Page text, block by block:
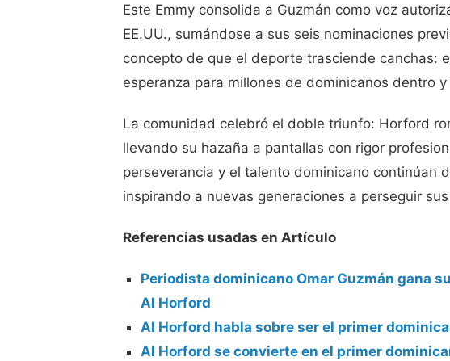
Este Emmy consolida a Guzmán como voz
EE.UU., sumándose a sus seis nominaciones
concepto de que el deporte trasciende canchas:
esperanza para millones de dominicanos dentro
La comunidad celebró el doble triunfo: Horford
llevando su hazaña a pantallas con rigor
perseverancia y el talento dominicano continúan
inspirando a nuevas generaciones a perseguir
Referencias usadas en Artículo
Periodista dominicano Omar Guzmán gana
Al Horford
Al Horford habla sobre ser el primer
Al Horford se convierte en el primer